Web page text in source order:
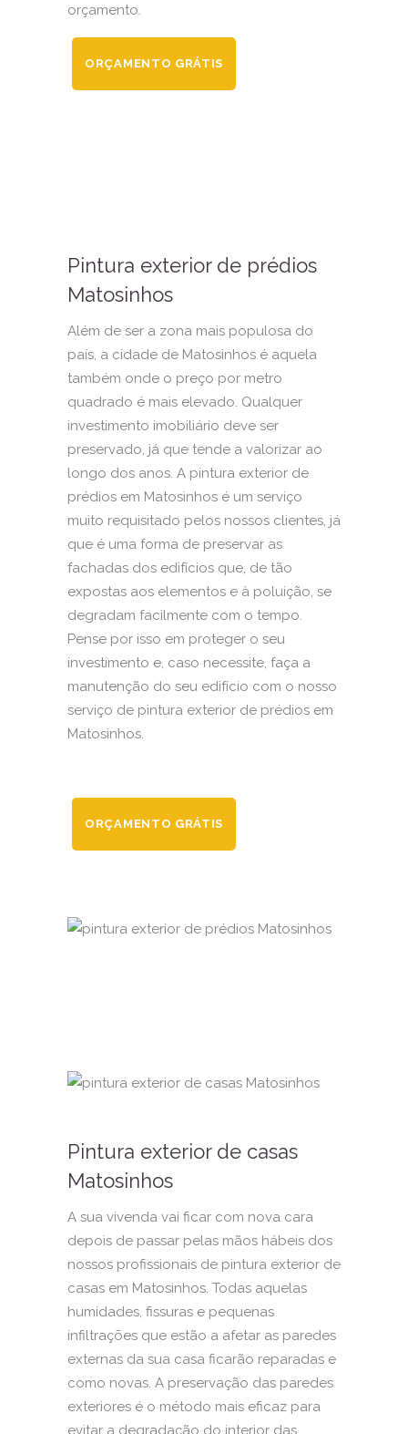
orçamento.
ORÇAMENTO GRÁTIS
Pintura exterior de prédios
Matosinhos
Além de ser a zona mais populosa do
país, a cidade de Matosinhos é aquela
também onde o preço por metro
quadrado é mais elevado. Qualquer
investimento imobiliário deve ser
preservado, já que tende a valorizar ao
longo dos anos. A pintura exterior de
prédios em Matosinhos é um serviço
muito requisitado pelos nossos clientes, já
que é uma forma de preservar as
fachadas dos edifícios que, de tão
expostas aos elementos e à poluição, se
degradam facilmente com o tempo.
Pense por isso em proteger o seu
investimento e, caso necessite, faça a
manutenção do seu edifício com o nosso
serviço de pintura exterior de prédios em
Matosinhos.
ORÇAMENTO GRÁTIS
Pintura exterior de casas
Matosinhos
A sua vivenda vai ficar com nova cara
depois de passar pelas mãos hábeis dos
nossos profissionais de pintura exterior de
casas em Matosinhos. Todas aquelas
humidades, fissuras e pequenas
infiltrações que estão a afetar as paredes
externas da sua casa ficarão reparadas e
como novas. A preservação das paredes
exteriores é o método mais eficaz para
evitar a degradação do interior das